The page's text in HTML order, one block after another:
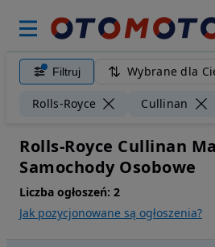
Filtruj Wybrane dla
Rolls-Royce Cullinan
Rolls-Royce Cullinan
Samochody Osobowe
Liczba ogłoszeń: 2
Jak pozycjonowane są ogłoszenia?